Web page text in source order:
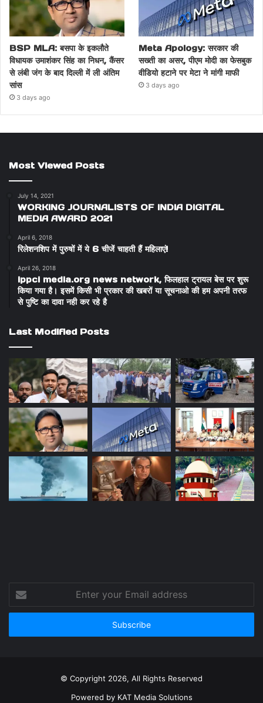
BSP MLA: बसपा के इकलौते
विधायक उमाशंकर सिंह का निधन, कैंसर
से लंबी जंग के बाद दिल्ली में ली अंतिम
सांस
3 days ago
Meta Apology: सरकार की
सख्ती का असर, पीएम मोदी का फेसबुक
वीडियो हटाने पर मेटा ने मांगी माफी
3 days ago
Most Viewed Posts
July 14, 2021
WORKING JOURNALISTS OF INDIA DIGITAL
MEDIA AWARD 2021
April 6, 2018
रिलेशनशिप में पुरुषों में ये 6 चीजें चाहती हैं महिलाएं!
April 26, 2018
ippci media.org news network, फिलहाल ट्रायल बेस पर शुरू
किया गया है। इसमें किसी भी प्रकार की खबरों या सूचनाओ की हम अपनी तरफ
से पुष्टि का दावा नही कर रहे है
Last Modified Posts
your
Email
© Copyright 2026, All Rights Reserved
Powered by KAT Media Solutions